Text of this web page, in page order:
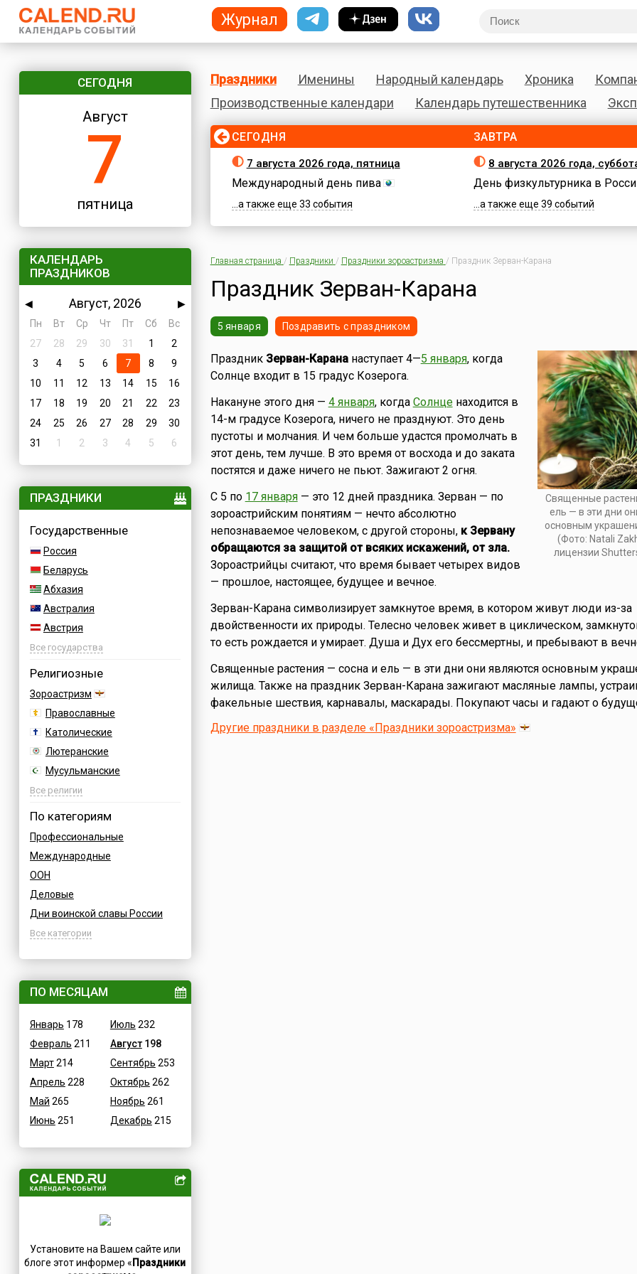
СЕГОДНЯ
Август
7
пятница
КАЛЕНДАРЬ
ПРАЗДНИКОВ
◀ Август, 2026
▶
Пн
Вт Ср Чт Пт Сб
Вс
27
28 29 30 31 1
2
3
4 5 6 7 8
9
10
11 12 13 14 15
16
17
18 19 20 21 22
23
24
25 26 27 28 29
30
31
1 2 3 4 5 6
ПРАЗДНИКИ
Государственные
Россия
Беларусь
Абхазия
Австралия
Австрия
Азербайджан
Босния
Бразилия
Великобритания
Венгрия
Вьетнам
Германия
Греция
Египет
Израиль
Индия
Иордания
Ирак
Иран
Ирландия
Исландия
Италия
Канада
Все государства
Религиозные
Зороастризм
Православные
Католические
Лютеранские
Мусульманские
Иудейские
Все религии
По категориям
Профессиональные
Международные
ООН
Деловые
Дни воинской славы России
Армейские
Водные
Детские
В честь икон
Дни памяти святых
Конституционные
Культурные
Масс-медийные
Независимые
Посты
Все категории
ПО МЕСЯЦАМ
Январь 178
Февраль 211
Март214
Апрель 228
Май 265
Июнь 251
Июль 232
Август198
Сентябрь 253
Октябрь 262
Ноябрь 261
Декабрь 215
Установите на Вашем сайте или
блоге этот информер « Праздники
Праздники Именины Народный календарь Хроника
Производственные календари
Календарь путешественника
СЕГОДНЯ
7 августа 2026 года, пятница
Международный день пива
...а также еще 33 события
ЗАВТРА
8 августа 2026 года,
День физкультурника в
...а также еще 39 событий
Главная страница / Праздники / Праздники зороастризма / Праздник Зерван-Карана
Праздник Зерван-Карана
5 января Поздравить с праздником
Священные
ель — в эти дни
основным
(Фото: Natali
лицензии
Праздник Зерван-Карананаступает 4—5 января, когда
Солнце входит в 15 градус Козерога.
Накануне этого дня — 4 января, когда Солнценаходится в
14-м градусе Козерога, ничего не празднуют. Это день
пустоты и молчания. И чем больше удастся промолчать в
этот день, тем лучше. В это время от восхода и до заката
постятся и даже ничего не пьют. Зажигают 2 огня.
С 5 по 17 января— это 12 дней праздника. Зерван — по
зороастрийским понятиям — нечто абсолютно
непознаваемое человеком, с другой стороны, к Зервану
обращаются за защитой от всяких искажений, от зла.
Зороастрийцы считают, что время бывает четырех видов
— прошлое, настоящее, будущее и вечное.
Зерван-Карана символизирует замкнутое время, в котором живут люди из-за
двойственности их природы. Телесно человек живет в циклическом,
то есть рождается и умирает. Душа и Дух его бессмертны, и пребывают в
Священные растения — сосна и ель — в эти дни они являются основным
жилища. Также на праздник Зерван-Карана зажигают масляные лампы,
факельные шествия, карнавалы, маскарады. Покупают часы и гадают о
Другие праздники в разделе «Праздники зороастризма»
Журнал